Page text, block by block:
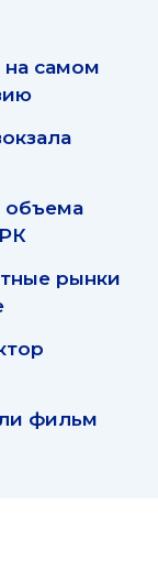
на самом
объема
рынки
фильм